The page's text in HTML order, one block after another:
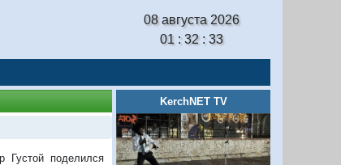
08 августа 2026
01 : 32 : 34
Густой поделился
KerchNET TV